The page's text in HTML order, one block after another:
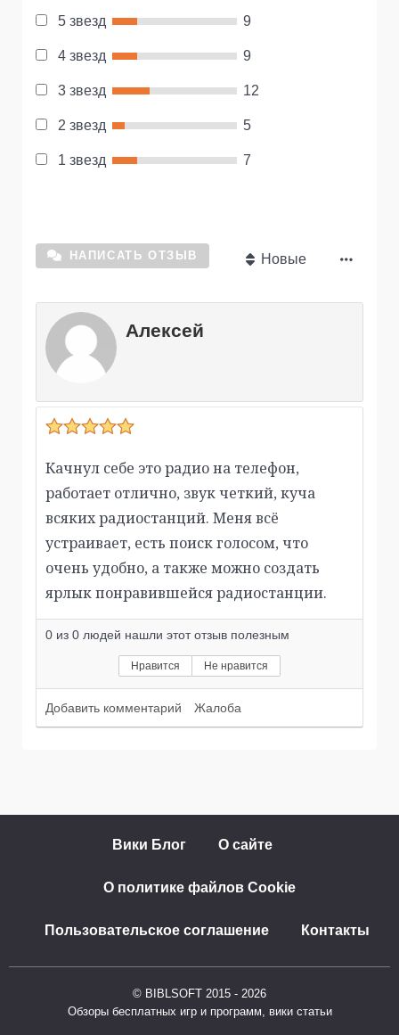
5 звезд 9
4 звезд 9
3 звезд 12
2 звезд 5
1 звезд 7
НАПИСАТЬ ОТЗЫВ Новые
Алексей
Качнул себе это радио на телефон,
работает отлично, звук четкий, куча
всяких радиостанций. Меня всё
устраивает, есть поиск голосом, что
очень удобно, а также можно создать
ярлык понравившейся радиостанции.
0 из 0 людей нашли этот отзыв полезным
Нравится Не нравится
Добавить комментарий Жалоба
Вики Блог О сайте
О политике файлов Cookie
Пользовательское соглашение Контакты
© BIBLSOFT 2015 - 2026
Обзоры бесплатных игр и программ, вики статьи